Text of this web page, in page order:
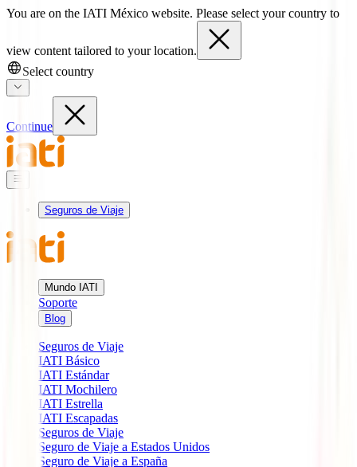
You are on the IATI México website. Please select your country to
view content tailored to your location.
Select country
Continue
Seguros de Viaje
Mundo IATI
Soporte
Blog
Seguros de Viaje
IATI Básico
IATI Estándar
IATI Mochilero
IATI Estrella
IATI Escapadas
Seguros de Viaje
Seguro de Viaje a Estados Unidos
Seguro de Viaje a España